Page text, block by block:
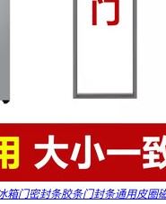
箱门密封条胶条门封条通用皮圈